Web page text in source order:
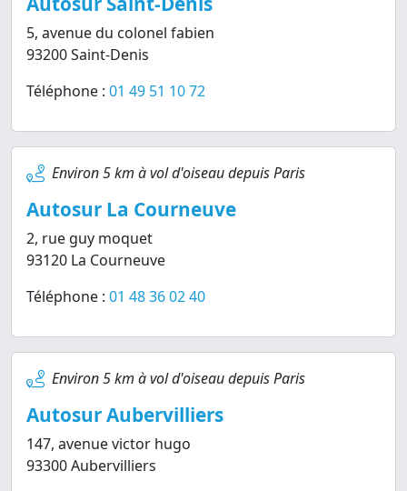
5, avenue du colonel fabien
93200 Saint-Denis
Téléphone : 01 49 51 10 72
Environ 5 km à vol d'oiseau depuis Paris
Autosur La Courneuve
2, rue guy moquet
93120 La Courneuve
Téléphone : 01 48 36 02 40
Environ 5 km à vol d'oiseau depuis Paris
Autosur Aubervilliers
147, avenue victor hugo
93300 Aubervilliers